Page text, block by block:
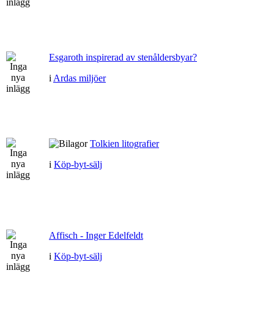
Esgaroth inspirerad av stenåldersbyar?
i Ardas miljöer
Tolkien litografier
i Köp-byt-sälj
Affisch - Inger Edelfeldt
i Köp-byt-sälj